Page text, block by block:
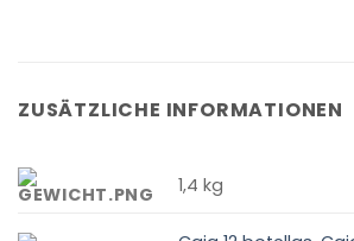
ZUSÄTZLICHE INFORMATIONEN
1,4 kg